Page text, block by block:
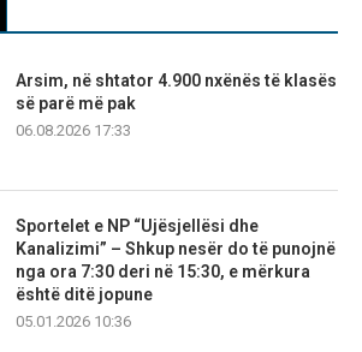
Arsim, në shtator 4.900 nxënës të klasës
së parë më pak
06.08.2026 17:33
Sportelet e NP “Ujësjellësi dhe
Kanalizimi” – Shkup nesër do të punojnë
nga ora 7:30 deri në 15:30, e mërkura
është ditë jopune
05.01.2026 10:36